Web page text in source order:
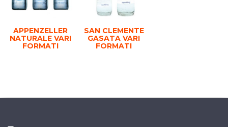
APPENZELLER
NATURALE VARI
FORMATI
SAN CLEMENTE
GASATA VARI
FORMATI